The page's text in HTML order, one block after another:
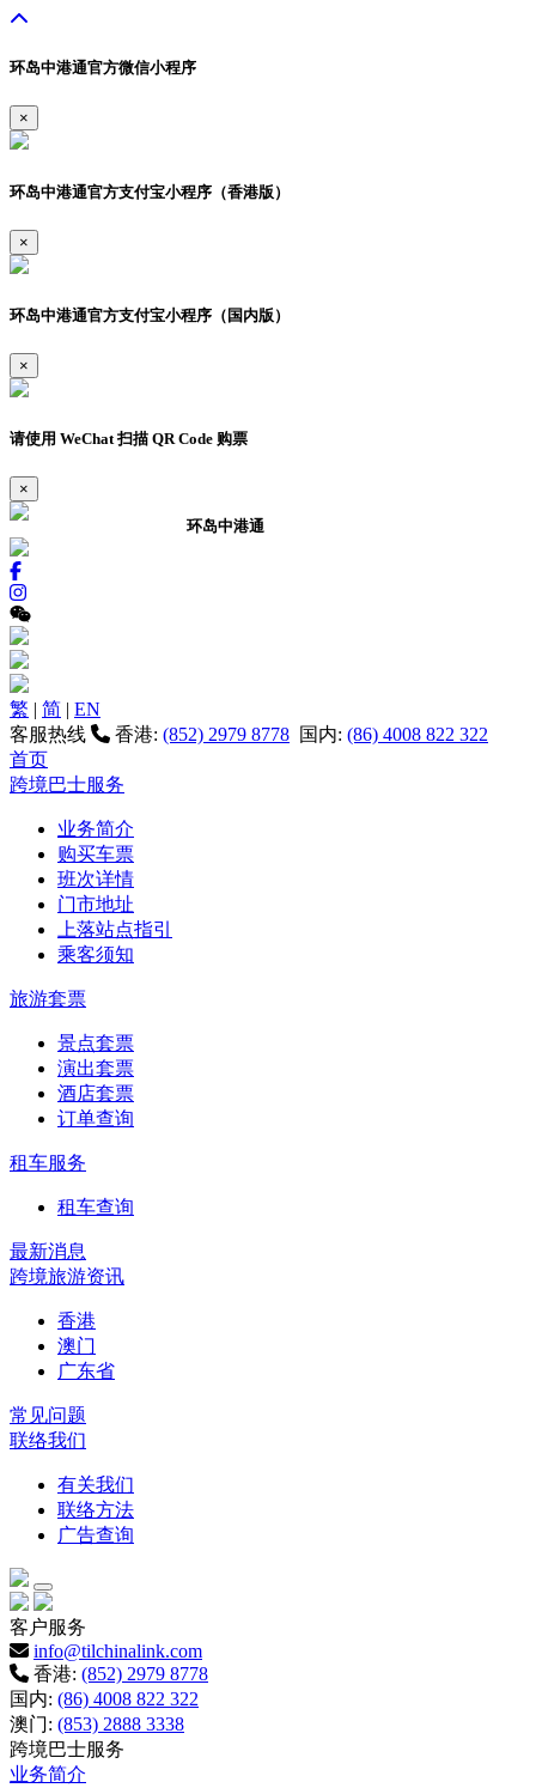
环岛中港通官方微信小程序
×
环岛中港通官方支付宝小程序（香港版）
×
环岛中港通官方支付宝小程序（国内版）
×
请使用 WeChat 扫描 QR Code 购票
×
环岛中港通
繁 | 简 | EN
客服热线
香港: (852) 2979 8778 国内: (86) 4008 822 322
首页
跨境巴士服务
业务简介
购买车票
班次详情
门市地址
上落站点指引
乘客须知
旅游套票
景点套票
演出套票
酒店套票
订单查询
租车服务
租车查询
最新消息
跨境旅游资讯
香港
澳门
广东省
常见问题
联络我们
有关我们
联络方法
广告查询
客户服务
info@tilchinalink.com
香港: (852) 2979 8778
国内: (86) 4008 822 322
澳门: (853) 2888 3338
跨境巴士服务
业务简介